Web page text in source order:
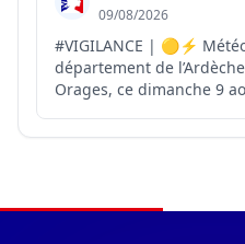
09/08/2026
#VIGILANCE | 🟡⚡ Météo-France place le
département de
Orages, ce dimanche 9
importante. ☀️Cette
Navigation du pied de page